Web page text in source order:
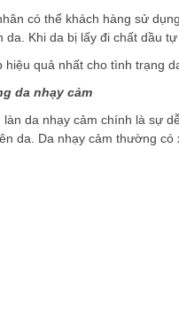
có thể khách hàng sử
da. Khi da bị lấy đi chất dầu
hiệu quả nhất cho tình trạng
da nhạy cảm
làn da nhạy cảm chính là sự
da. Da nhạy cảm thường